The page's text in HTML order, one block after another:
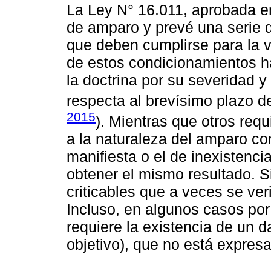
La Ley N° 16.011, aprobada
de amparo y prevé una serie
que deben cumplirse para la
de estos condicionamientos
la doctrina por su severidad
respecta al brevísimo plazo
2015). Mientras que otros
a la naturaleza del amparo
manifiesta o el de
obtener el mismo resultado.
criticables que a veces se
Incluso, en algunos casos
requiere la existencia de un
objetivo), que no está